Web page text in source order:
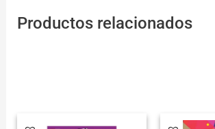
Productos relacionados